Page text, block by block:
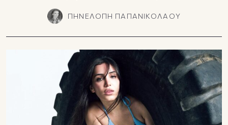
ΠΗΝΕΛΟΠΗ ΠΑΠΑΝΙΚΟΛΑΟΥ